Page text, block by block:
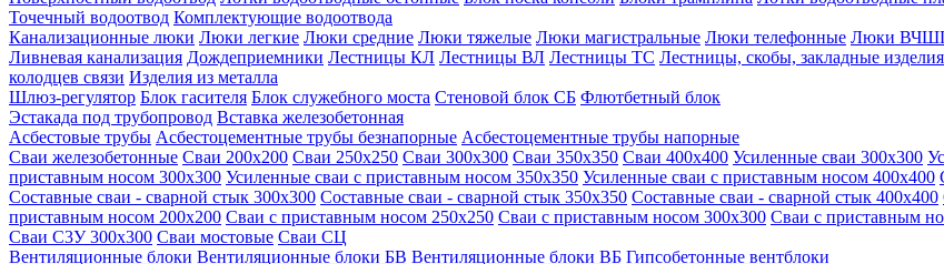
Точечный водоотвод Комплектующие водоотвода
Канализационные люки Люки легкие Люки средние Люки тяжелые Люки магистральные Люки телефонные Люки
Ливневая канализация Дождеприемники Лестницы КЛ Лестницы ВЛ Лестницы ТС Лестницы, скобы, закладные изделия
колодцев связи Изделия из металла
Шлюз-регулятор Блок гасителя Блок служебного моста Стеновой блок СБ Флютбетный блок
Эстакада под трубопровод Вставка железобетонная
Асбестовые трубы Асбестоцементные трубы безнапорные Асбестоцементные трубы напорные
Сваи железобетонные Сваи 200х200 Сваи 250х250 Сваи 300х300 Сваи 350х350 Сваи 400х400 Усиленные сваи 300х300
приставным носом 300х300 Усиленные сваи с приставным носом 350х350 Усиленные сваи с приставным носом 400х400
Составные сваи - сварной стык 300х300 Составные сваи - сварной стык 350х350 Составные сваи - сварной стык 400х400
приставным носом 200х200 Сваи с приставным носом 250х250 Сваи с приставным носом 300х300 Сваи с приставным
Сваи С3У 300х300 Сваи мостовые Сваи СЦ
Вентиляционные блоки Вентиляционные блоки БВ Вентиляционные блоки ВБ Гипсобетонные вентблоки